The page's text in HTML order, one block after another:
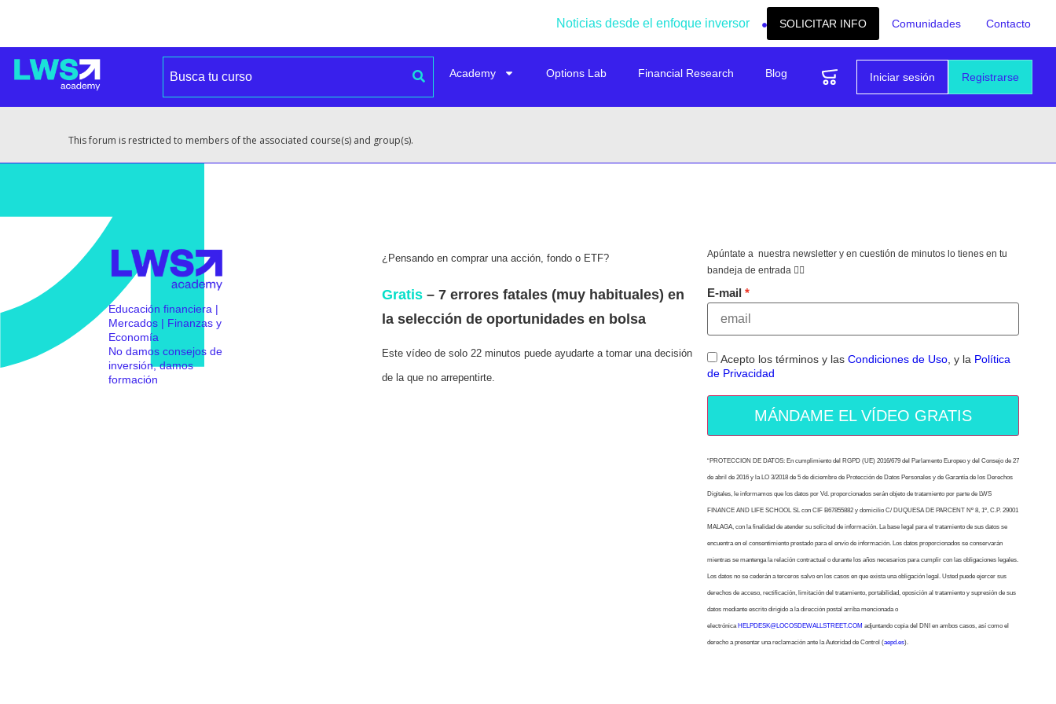
Noticias desde el enfoque inversor SOLICITAR INFO Comunidades Contacto
Registrarse
Iniciar sesión
Academy Options Lab Financial Research Blog
This forum is restricted to members of the associated course(s) and group(s).
Educación financiera |
Mercados | Finanzas y
Economía
No damos consejos de
inversión, damos
formación
¿Pensando en comprar una acción, fondo o ETF?
Gratis– 7 errores fatales (muy habituales) en
la selección de oportunidades en bolsa
Este vídeo de solo 22 minutos puede ayudarte a tomar una decisión
de la que no arrepentirte.
Apúntate a nuestra newsletter y en cuestión de minutos lo tienes en tu
bandeja de entrada 👇🏻
E-mail
Acepto los términos y las Condiciones de Uso, y la Política
de Privacidad
MÁNDAME EL VÍDEO GRATIS
“PROTECCION DE DATOS: En cumplimiento del RGPD (UE) 2016/679 del Parlamento Europeo y del Consejo de 27
de abril de 2016 y la LO 3/2018 de 5 de diciembre de Protección de Datos Personales y de Garantía de los Derechos
Digitales, le informamos que los datos por Vd. proporcionados serán objeto de tratamiento por parte de LWS
FINANCE AND LIFE SCHOOL SL con CIF B67855882 y domicilio C/ DUQUESA DE PARCENT Nº 8, 1º, C.P. 29001
MALAGA, con la finalidad de atender su solicitud de información. La base legal para el tratamiento de sus datos se
encuentra en el consentimiento prestado para el envío de información. Los datos proporcionados se conservarán
mientras se mantenga la relación contractual o durante los años necesarios para cumplir con las obligaciones legales.
Los datos no se cederán a terceros salvo en los casos en que exista una obligación legal. Usted puede ejercer sus
derechos de acceso, rectificación, limitación del tratamiento, portabilidad, oposición al tratamiento y supresión de sus
datos mediante escrito dirigido a la dirección postal arriba mencionada o
electrónica HELPDESK@LOCOSDEWALLSTREET.COM adjuntando copia del DNI en ambos casos, así como el
derecho a presentar una reclamación ante la Autoridad de Control (aepd.es).